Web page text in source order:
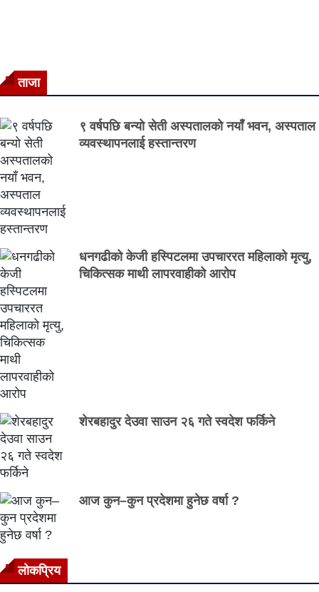
ताजा
९ वर्षपछि बन्यो सेती अस्पतालको नयाँ भवन, अस्पताल
व्यवस्थापनलाई हस्तान्तरण
धनगढीको केजी हस्पिटलमा उपचाररत महिलाको मृत्यु,
चिकित्सक माथी लापरवाहीको आरोप
शेरबहादुर देउवा साउन २६ गते स्वदेश फर्किने
आज कुन–कुन प्रदेशमा हुनेछ वर्षा ?
लाेकप्रिय